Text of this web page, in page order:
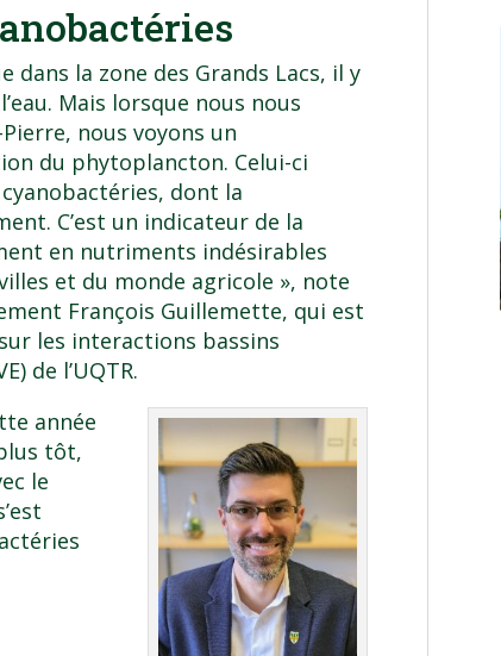
dans la zone des Grands Lacs, il y
Mais lorsque nous nous
nous voyons un
du phytoplancton. Celui-ci
dont la
C’est un indicateur de la
en nutriments indésirables
et du monde agricole », note
François Guillemette, qui est
les interactions bassins
de l’UQTR.
année
tôt,
le